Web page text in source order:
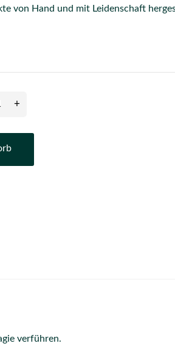
von Hand und mit Leidenschaft
+
verführen.